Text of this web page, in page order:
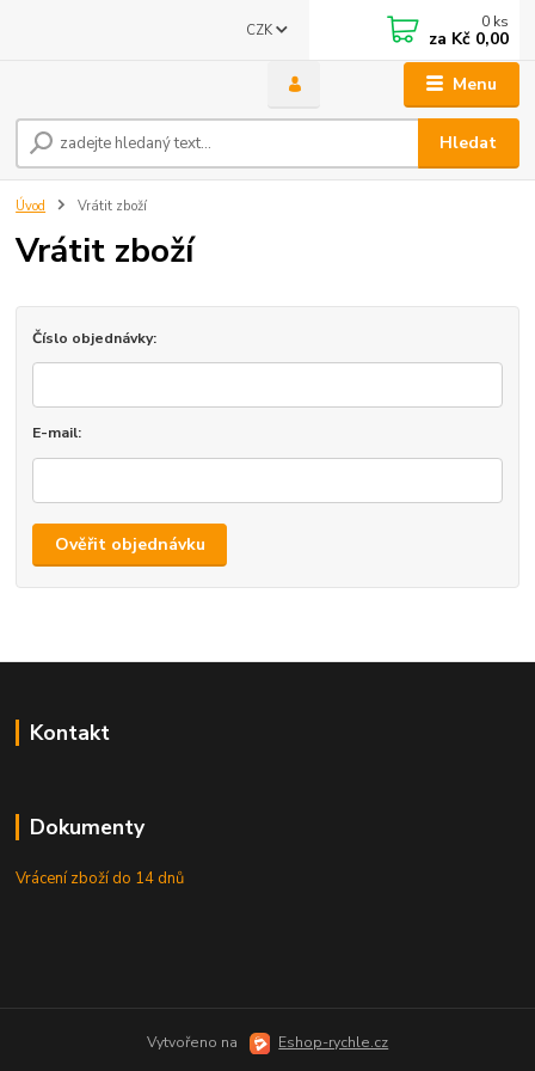
Menu
CZK
Hledat
0 ks
za Kč 0,00
Úvod Vrátit zboží
Vrátit zboží
Číslo objednávky:
E-mail:
Ověřit objednávku
Kontakt
Dokumenty
Vrácení zboží do 14 dnů
Vytvořeno na Eshop-rychle.cz